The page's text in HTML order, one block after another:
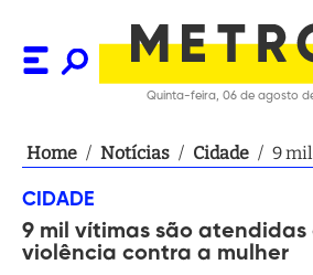
Quinta-feira, 06 de agosto
Home / Notícias / Cidade / 9
CIDADE
9 mil vítimas são atendidas
violência contra a mulher